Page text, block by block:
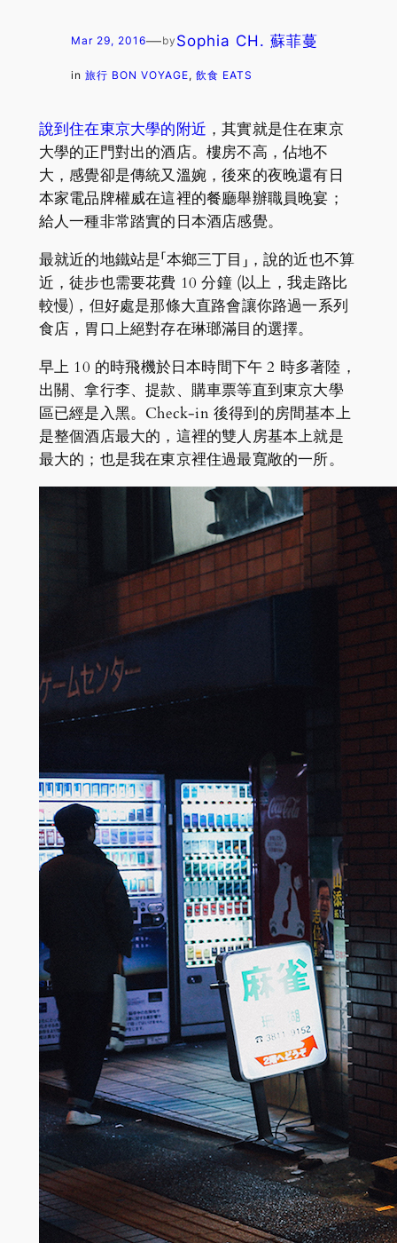
Mar 29, 2016—by Sophia CH. 蘇菲蔓
in 旅行 BON VOYAGE, 飲食 EATS
說到住在東京大學的附近 ，其實就是住在東京
大學的正門對出的酒店。樓房不高，佔地不
大，感覺卻是傳統又溫婉，後來的夜晚還有日
本家電品牌權威在這裡的餐廳舉辦職員晚宴；
給人一種非常踏實的日本酒店感覺。
最就近的地鐵站是「本鄉三丁目」，說的近也不算
近，徒步也需要花費 10 分鐘 (以上，我走路比
較慢)，但好處是那條大直路會讓你路過一系列
食店，胃口上絕對存在琳瑯滿目的選擇。
早上 10 的時飛機於日本時間下午 2 時多著陸，
出關、拿行李、提款、購車票等直到東京大學
區已經是入黑。Check-in 後得到的房間基本上
是整個酒店最大的，這裡的雙人房基本上就是
最大的；也是我在東京裡住過最寬敞的一所。